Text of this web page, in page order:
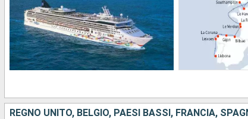
REGNO UNITO, BELGIO, PAESI BASSI, FRANCIA,